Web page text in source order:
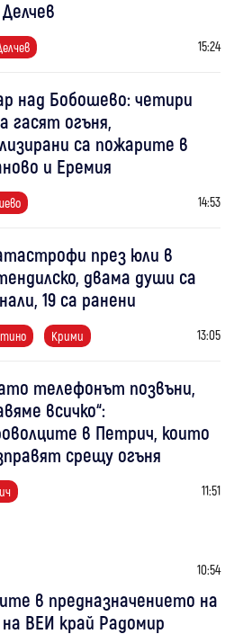
15:24
над Бобошево: четири
гасят огъня,
са пожарите в
и Еремия
14:53
през юли в
двама души са
19 са ранени
Крими 13:05
телефонът позвъни,
всичко“:
в Петрич, които
срещу огъня
11:51
10:54
в предназначението на
ВЕИ край Радомир